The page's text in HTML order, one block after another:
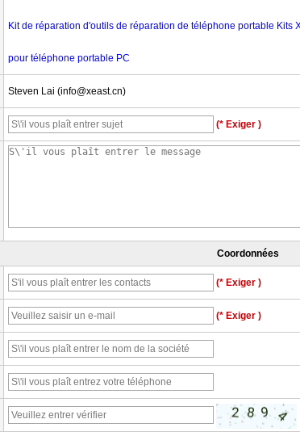
Kit de réparation d'outils de réparation de téléphone portable
pour téléphone portable PC
Steven Lai (info@xeast.cn)
(* Exiger )
Coordonnées
(* Exiger )
(* Exiger )